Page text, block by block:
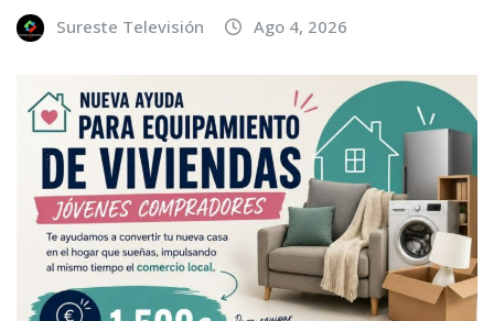
Sureste Televisión Ago 4, 2026